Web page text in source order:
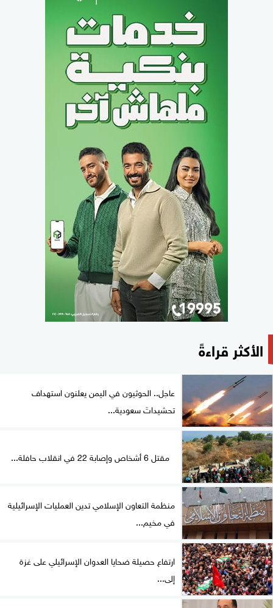
الأكثر قراءةً
عاجل.. الحوثيون في اليمن يعلنون استهداف
تحشيداتَ سعودية...
مقتل 6 أشخاص وإصابة 22 في انقلاب حافلة...
منظمة التعاون الإسلامي تدين العمليات الإسرائيلية
في مخيم...
ارتفاع حصيلة ضحايا العدوان الإسرائيلي على غزة
إلى...